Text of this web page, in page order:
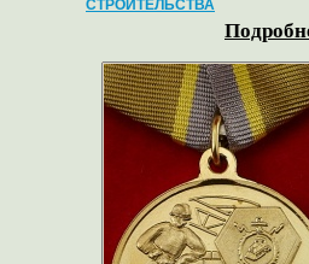
СТРОИТЕЛЬСТВА